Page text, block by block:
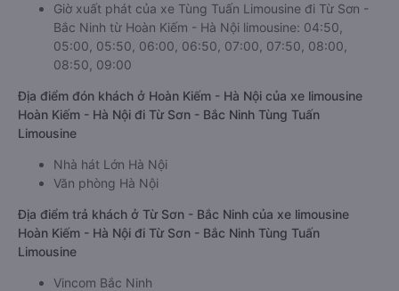
Giờ xuất phát của xe Tùng Tuấn Limousine đi Từ Sơn -
Bắc Ninh từ Hoàn Kiếm - Hà Nội limousine: 04:50,
05:00, 05:50, 06:00, 06:50, 07:00, 07:50, 08:00,
08:50, 09:00
Địa điểm đón khách ở Hoàn Kiếm - Hà Nội của xe limousine
Hoàn Kiếm - Hà Nội đi Từ Sơn - Bắc Ninh Tùng Tuấn
Limousine
Nhà hát Lớn Hà Nội
Văn phòng Hà Nội
Địa điểm trả khách ở Từ Sơn - Bắc Ninh của xe limousine
Hoàn Kiếm - Hà Nội đi Từ Sơn - Bắc Ninh Tùng Tuấn
Limousine
Vincom Bắc Ninh